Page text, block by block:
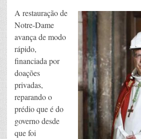
A restauração de
Notre-Dame
avança de modo
rápido,
financiada por
doações
privadas,
reparando o
prédio que é do
governo desde
que foi